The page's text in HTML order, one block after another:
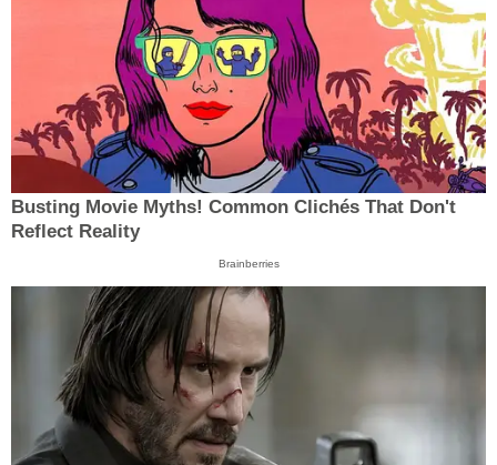
Busting Movie Myths! Common Clichés That Don't
Reflect Reality
Brainberries